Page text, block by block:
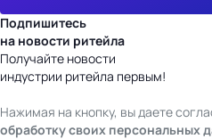
Подпишитесь
на новости ритейла
Получайте новости
индустрии ритейла первым!
Нажимая на кнопку, вы даете
обработку своих персональных